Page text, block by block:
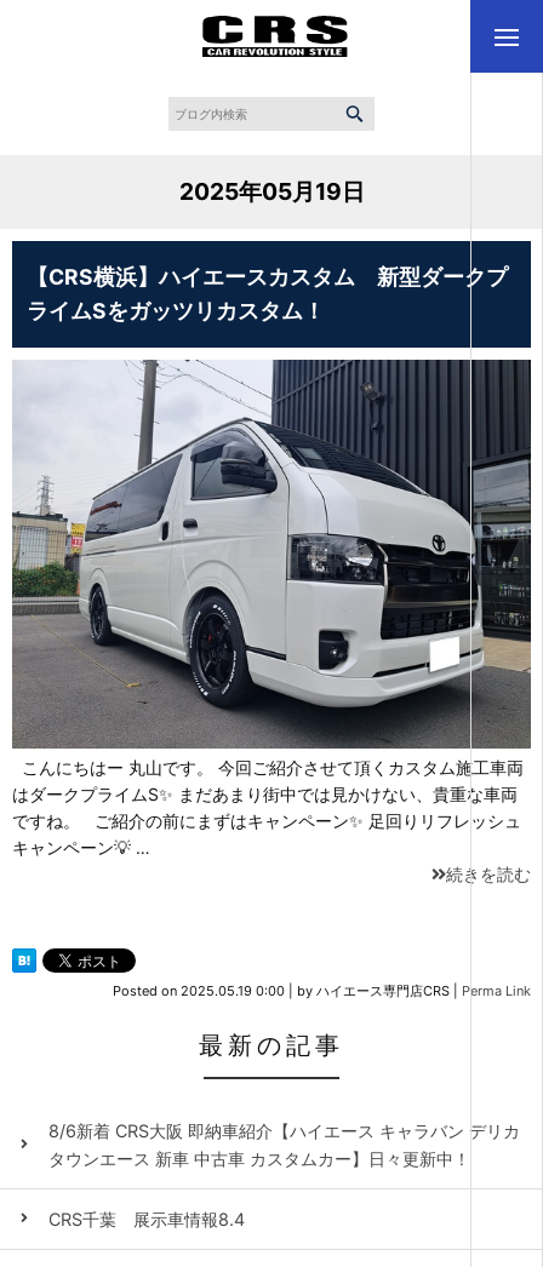
2025年05月19日
【CRS横浜】ハイエースカスタム 新型ダークプ
ライムSをガッツリカスタム！
こんにちはー 丸山です。 今回ご紹介させて頂くカスタム施工車両
はダークプライムS✨ まだあまり街中では見かけない、貴重な車両
ですね。 ご紹介の前にまずはキャンペーン✨ 足回りリフレッシュ
キャンペーン💡 …
続きを読む
Posted on 2025.05.19 0:00 by ハイエース専門店CRS Perma Link
最新の記事
8/6新着 CRS大阪 即納車紹介【ハイエース キャラバン デリカ
タウンエース 新車 中古車 カスタムカー】日々更新中！
CRS千葉 展示車情報8.4